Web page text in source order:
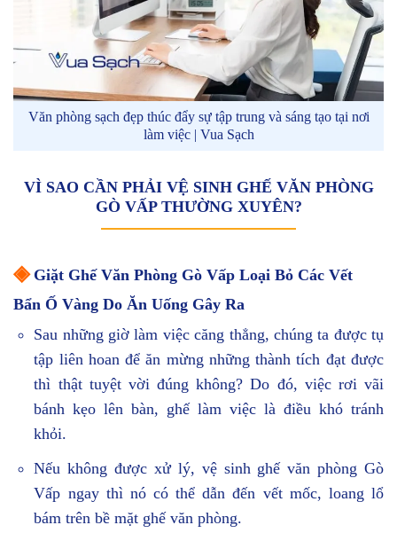
Văn phòng sạch đẹp thúc đẩy sự tập trung và sáng tạo tại nơi
làm việc | Vua Sạch
VÌ SAO CẦN PHẢI VỆ SINH GHẾ VĂN PHÒNG
GÒ VẤP THƯỜNG XUYÊN?
◈Giặt Ghế Văn Phòng Gò Vấp Loại Bỏ Các Vết
Bẩn Ố Vàng Do Ăn Uống Gây Ra
Sau những giờ làm việc căng thẳng, chúng ta được tụ
tập liên hoan để ăn mừng những thành tích đạt được
thì thật tuyệt vời đúng không? Do đó, việc rơi vãi
bánh kẹo lên bàn, ghế làm việc là điều khó tránh
khỏi.
Nếu không được xử lý, vệ sinh ghế văn phòng Gò
Vấp ngay thì nó có thể dẫn đến vết mốc, loang lổ
bám trên bề mặt ghế văn phòng.